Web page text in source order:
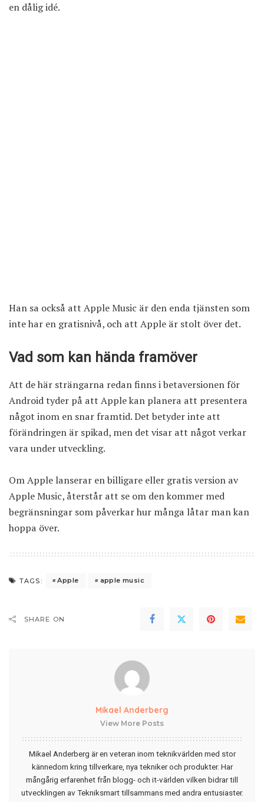
en dålig idé.
Han sa också att Apple Music är den enda tjänsten som
inte har en gratisnivå, och att Apple är stolt över det.
Vad som kan hända framöver
Att de här strängarna redan finns i betaversionen för
Android tyder på att Apple kan planera att presentera
något inom en snar framtid. Det betyder inte att
förändringen är spikad, men det visar att något verkar
vara under utveckling.
Om Apple lanserar en billigare eller gratis version av
Apple Music, återstår att se om den kommer med
begränsningar som påverkar hur många låtar man kan
hoppa över.
TAGS: Apple apple music
SHARE ON
Mikael Anderberg
View More Posts
Mikael Anderberg är en veteran inom teknikvärlden med stor
kännedom kring tillverkare, nya tekniker och produkter. Har
mångårig erfarenhet från blogg- och it-världen vilken bidrar till
utvecklingen av Tekniksmart tillsammans med andra entusiaster.